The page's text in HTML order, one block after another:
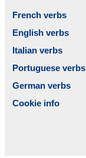
French verbs
English verbs
Italian verbs
Portuguese verbs
German verbs
Cookie info